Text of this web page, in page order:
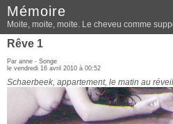
Mémoire
Moite, moite, moite. Le cheveu comme
Rêve 1
Par anne - Songe
le vendredi 16 avril 2010 à 00:52
Schaerbeek, appartement, le matin au réveil